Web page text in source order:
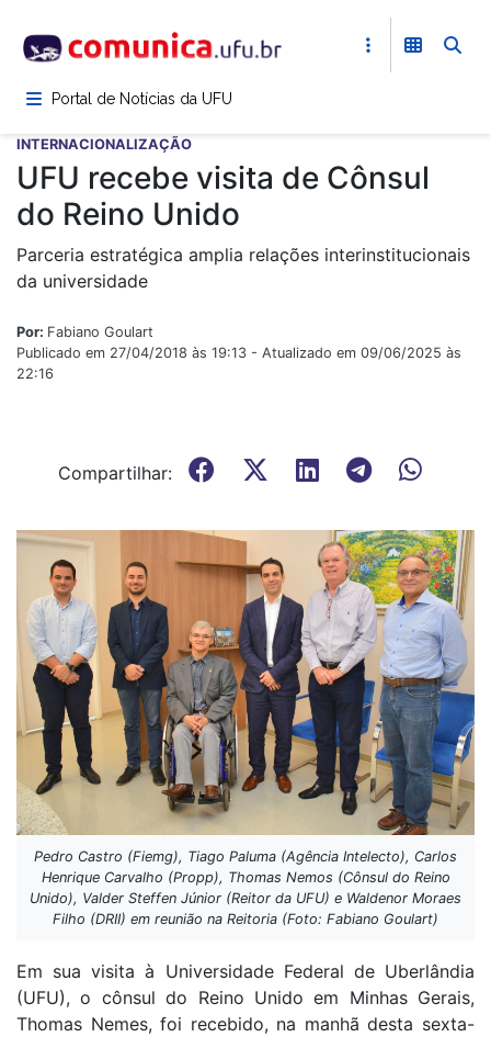
para
conteúdoPortal de Notícias da UFU
INTERNACIONALIZAÇÃO
UFU recebe visita de Cônsul
do Reino Unido
Parceria estratégica amplia relações interinstitucionais
da universidade
Por: Fabiano Goulart
Publicado em 27/04/2018 às 19:13 - Atualizado em 09/06/2025 às
22:16
Compartilhar:
Pedro Castro (Fiemg), Tiago Paluma (Agência Intelecto), Carlos
Henrique Carvalho (Propp), Thomas Nemos (Cônsul do Reino
Unido), Valder Steffen Júnior (Reitor da UFU) e Waldenor Moraes
Filho (DRII) em reunião na Reitoria (Foto: Fabiano Goulart)
Em sua visita à Universidade Federal de Uberlândia
(UFU), o cônsul do Reino Unido em Minhas Gerais,
Thomas Nemes, foi recebido, na manhã desta sexta-